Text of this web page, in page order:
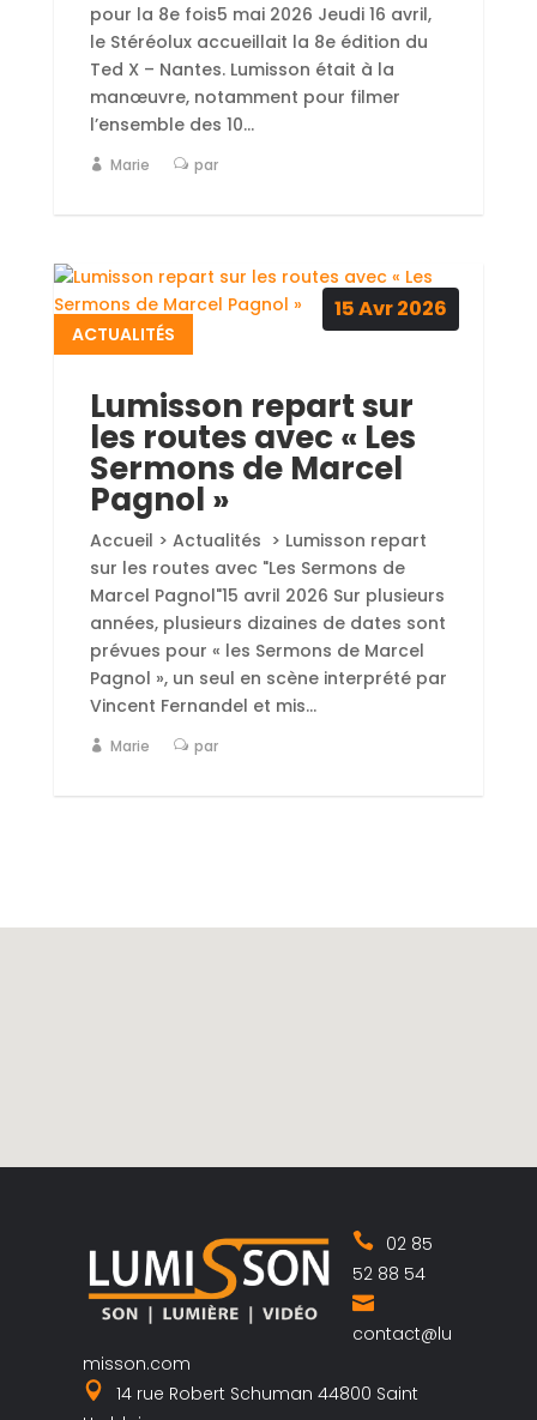
pour la 8e fois5 mai 2026 Jeudi 16 avril,
le Stéréolux accueillait la 8e édition du
Ted X – Nantes. Lumisson était à la
manœuvre, notamment pour filmer
l’ensemble des 10...
Marie par
Lumisson repart sur
les routes avec « Les
Sermons de Marcel
Pagnol »
ACTUALITÉS
Accueil > Actualités > Lumisson repart
sur les routes avec "Les Sermons de
Marcel Pagnol"15 avril 2026 Sur plusieurs
années, plusieurs dizaines de dates sont
prévues pour « les Sermons de Marcel
Pagnol », un seul en scène interprété par
Vincent Fernandel et mis...
Marie par
15Avr2026
02 85
52 88 54
contact@lu
misson.com
14 rue Robert Schuman 44800 Saint